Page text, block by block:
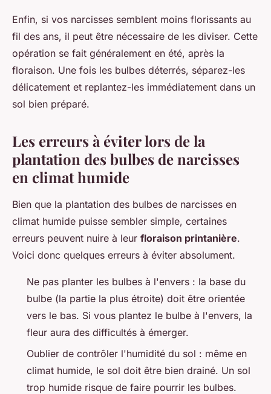
Enfin, si vos narcisses semblent moins florissants au
fil des ans, il peut être nécessaire de les diviser. Cette
opération se fait généralement en été, après la
floraison. Une fois les bulbes déterrés, séparez-les
délicatement et replantez-les immédiatement dans un
sol bien préparé.
Les erreurs à éviter lors de la
plantation des bulbes de narcisses
en climat humide
Bien que la plantation des bulbes de narcisses en
climat humide puisse sembler simple, certaines
erreurs peuvent nuire à leur floraison printanière.
Voici donc quelques erreurs à éviter absolument.
Ne pas planter les bulbes à l'envers : la base du
bulbe (la partie la plus étroite) doit être orientée
vers le bas. Si vous plantez le bulbe à l'envers, la
fleur aura des difficultés à émerger.
Oublier de contrôler l'humidité du sol : même en
climat humide, le sol doit être bien drainé. Un sol
trop humide risque de faire pourrir les bulbes.